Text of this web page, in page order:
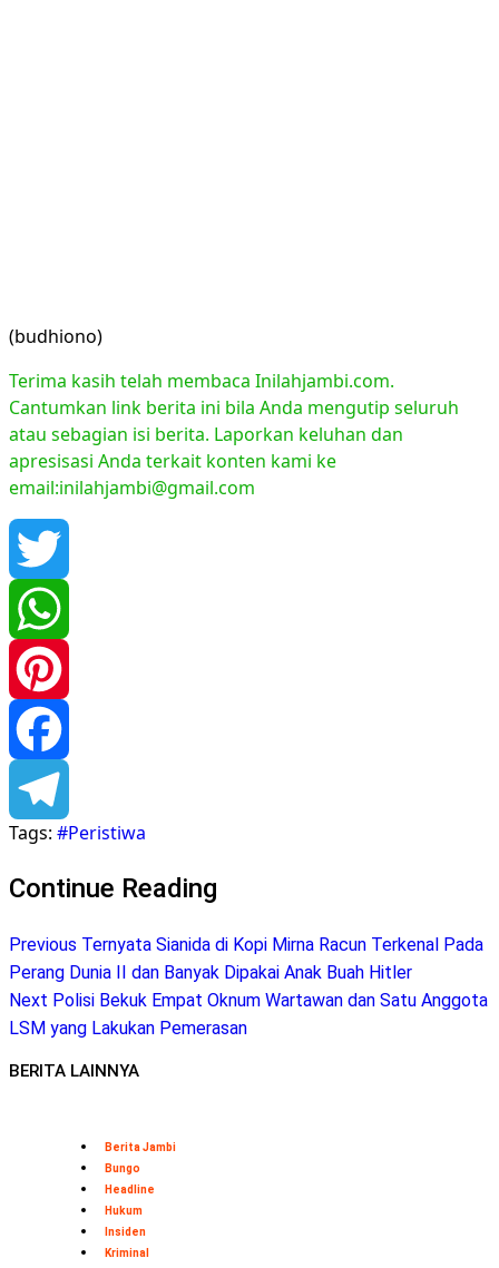
(budhiono)
Terima kasih telah membaca Inilahjambi.com.
Cantumkan link berita ini bila Anda mengutip seluruh
atau sebagian isi berita. Laporkan keluhan dan
apresisasi Anda terkait konten kami ke
email:inilahjambi@gmail.com
Twitter
WhatsApp
Pinterest
Facebook
Telegram
Tags: #Peristiwa
Continue Reading
Previous Ternyata Sianida di Kopi Mirna Racun Terkenal Pada
Perang Dunia II dan Banyak Dipakai Anak Buah Hitler
Next Polisi Bekuk Empat Oknum Wartawan dan Satu Anggota
LSM yang Lakukan Pemerasan
BERITA LAINNYA
Berita Jambi
Bungo
Headline
Hukum
Insiden
Kriminal